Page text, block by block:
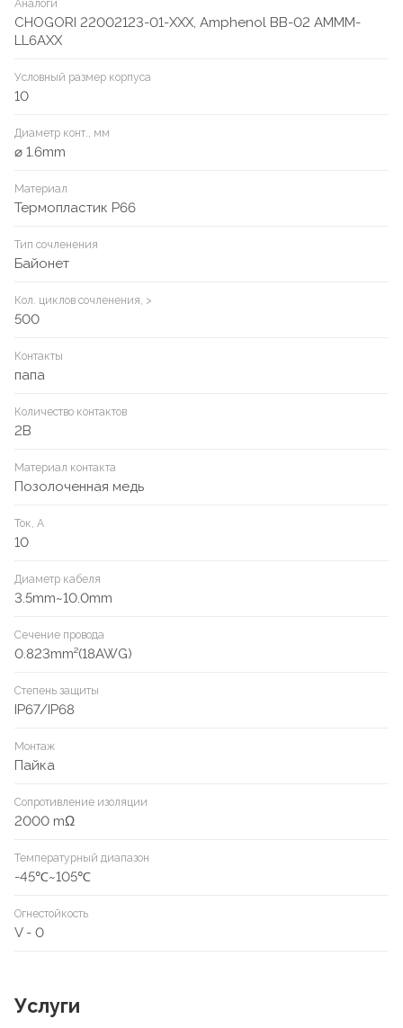
Аналоги
CHOGORI 22002123-01-XXX, Amphenol BB-02 AMMM-
LL6AXX
Условный размер корпуса
10
Диаметр конт., мм
⌀ 1.6mm
Материал
Термопластик P66
Тип сочленения
Байонет
Кол. циклов сочленения, >
500
Контакты
папа
Количество контактов
2B
Материал контакта
Позолоченная медь
Ток, А
10
Диаметр кабеля
3.5mm~10.0mm
Сечение провода
0.823mm²(18AWG)
Степень защиты
IP67/IP68
Монтаж
Пайка
Сопротивление изоляции
2000 mΩ
Температурный диапазон
-45℃~105℃
Огнестойкость
V - 0
Услуги